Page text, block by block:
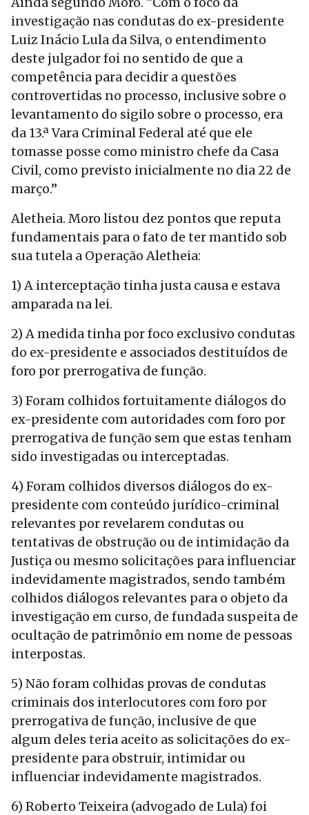
investigação nas condutas do ex-presidente
Luiz Inácio Lula da Silva, o entendimento
deste julgador foi no sentido de que a
competência para decidir a questões
controvertidas no processo, inclusive sobre o
levantamento do sigilo sobre o processo, era
da 13.ª Vara Criminal Federal até que ele
tomasse posse como ministro chefe da Casa
Civil, como previsto inicialmente no dia 22 de
março.”
Aletheia. Moro listou dez pontos que reputa
fundamentais para o fato de ter mantido sob
sua tutela a Operação Aletheia:
1) A interceptação tinha justa causa e estava
amparada na lei.
2) A medida tinha por foco exclusivo condutas
do ex-presidente e associados destituídos de
foro por prerrogativa de função.
3) Foram colhidos fortuitamente diálogos do
ex-presidente com autoridades com foro por
prerrogativa de função sem que estas tenham
sido investigadas ou interceptadas.
4) Foram colhidos diversos diálogos do ex-
presidente com conteúdo jurídico-criminal
relevantes por revelarem condutas ou
tentativas de obstrução ou de intimidação da
Justiça ou mesmo solicitações para influenciar
indevidamente magistrados, sendo também
colhidos diálogos relevantes para o objeto da
investigação em curso, de fundada suspeita de
ocultação de patrimônio em nome de pessoas
interpostas.
5) Não foram colhidas provas de condutas
criminais dos interlocutores com foro por
prerrogativa de função, inclusive de que
algum deles teria aceito as solicitações do ex-
presidente para obstruir, intimidar ou
influenciar indevidamente magistrados.
6) Roberto Teixeira (advogado de Lula) foi